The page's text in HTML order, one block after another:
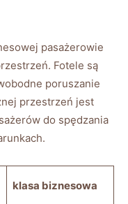
⁣pasażerowie​
Fotele‌ są
poruszanie
przestrzeń jest
do spędzania‍
klasa biznesowa